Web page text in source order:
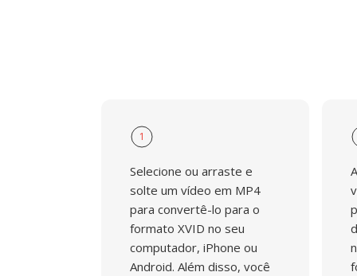
1
Selecione ou arraste e
solte um vídeo em MP4
para convertê-lo para o
formato XVID no seu
computador, iPhone ou
Android. Além disso, você